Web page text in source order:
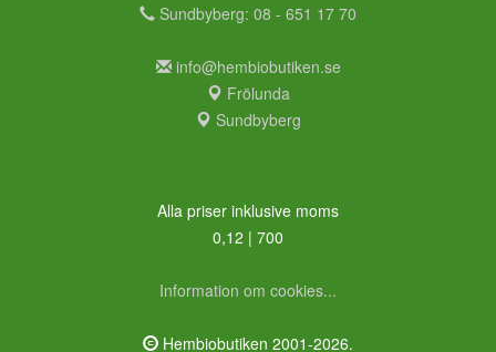
Sundbyberg: 08 - 651 17 70
info@hembiobutiken.se
Frölunda
Sundbyberg
Alla priser inklusive moms
0,12 | 700
Information om cookies...
Hembiobutiken 2001-2026.